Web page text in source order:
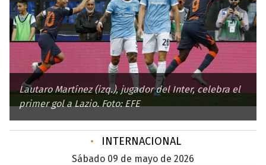
Lautaro Martínez (izq.), jugador del Inter, celebra el
primer gol a Lazio. Foto: EFE
• INTERNACIONAL
sábado 09 de mayo de 2026